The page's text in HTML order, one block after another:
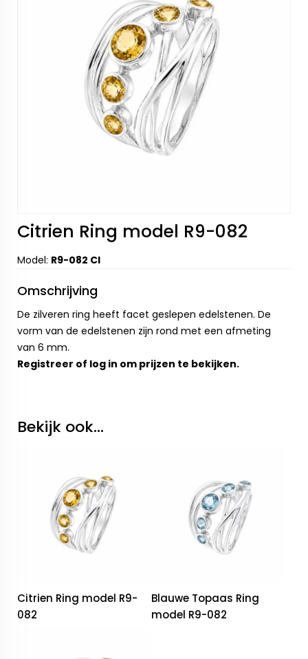
Citrien Ring model R9-082
Model: R9-082 CI
Omschrijving
De zilveren ring heeft facet geslepen edelstenen. De
vorm van de edelstenen zijn rond met een afmeting
van 6 mm.
Registreer of log in om prijzen te bekijken.
Bekijk ook...
Citrien Ring model R9-
082
Blauwe Topaas Ring
model R9-082